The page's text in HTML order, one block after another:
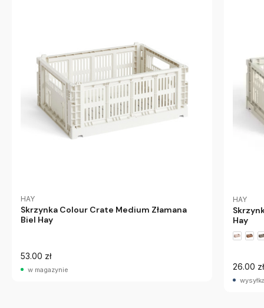
HAY
Skrzynka Colour Crate Medium Złamana
Biel Hay
53.00 zł
w magazynie
HAY
Hay
26.00 zł